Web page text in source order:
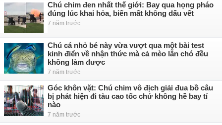
Chú chim đen nhất thế giới: Bay qua họng pháo
đúng lúc khai hỏa, biến mất không dấu vết
7 năm trước
Chú cá nhỏ bé này vừa vượt qua một bài test
kinh điển về nhận thức mà cả mèo lẫn chó đều
không làm được
7 năm trước
Góc khôn vặt: Chú chim vô địch giải đua bồ câu
bị phát hiện đi tàu cao tốc chứ không hề bay tí
nào
7 năm trước